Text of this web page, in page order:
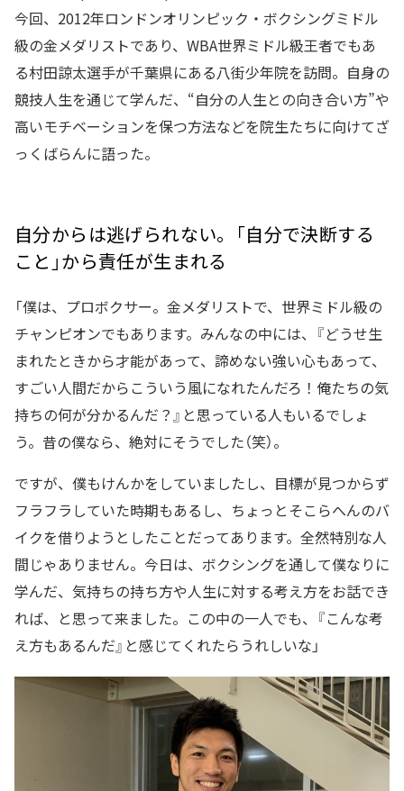
今回、2012年ロンドンオリンピック・ボクシングミドル
級の金メダリストであり、WBA世界ミドル級王者でもあ
る村田諒太選手が千葉県にある八街少年院を訪問。自身の
競技人生を通じて学んだ、“自分の人生との向き合い方”や
高いモチベーションを保つ方法などを院生たちに向けてざ
っくばらんに語った。
自分からは逃げられない。「自分で決断する
こと」から責任が生まれる
「僕は、プロボクサー。金メダリストで、世界ミドル級の
チャンピオンでもあります。みんなの中には、『どうせ生
まれたときから才能があって、諦めない強い心もあって、
すごい人間だからこういう風になれたんだろ！俺たちの気
持ちの何が分かるんだ？』と思っている人もいるでしょ
う。昔の僕なら、絶対にそうでした（笑）。
ですが、僕もけんかをしていましたし、目標が見つからず
フラフラしていた時期もあるし、ちょっとそこらへんのバ
イクを借りようとしたことだってあります。全然特別な人
間じゃありません。今日は、ボクシングを通して僕なりに
学んだ、気持ちの持ち方や人生に対する考え方をお話でき
れば、と思って来ました。この中の一人でも、『こんな考
え方もあるんだ』と感じてくれたらうれしいな」